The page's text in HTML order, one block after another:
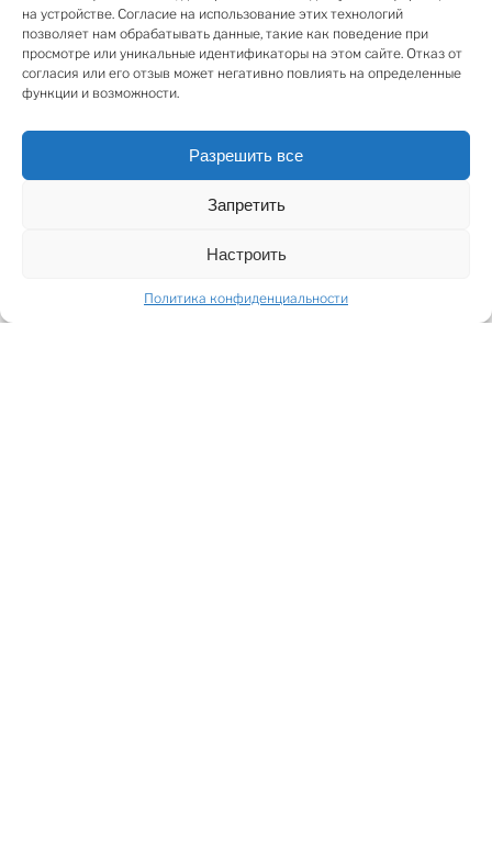
на устройстве. Согласие на использование этих технологий
позволяет нам обрабатывать данные, такие как поведение при
просмотре или уникальные идентификаторы на этом сайте. Отказ от
согласия или его отзыв может негативно повлиять на определенные
функции и возможности.
Разрешить все
Запретить
Настроить
Политика конфиденциальности
здания с входом через парадную лестничную клетку.
Планировка продуманная и функциональная –
санузла и кухня. Для удобства установлен
собственный газовый котёл с индивидуальными
счётчиками. В настоящее время помещения
могут быть переоборудованы под жилое
качественной полной отделкой и без мебели, что